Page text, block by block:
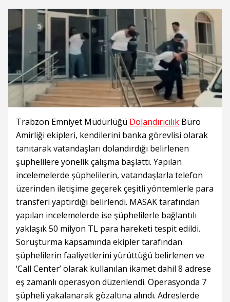
Trabzon Emniyet Müdürlüğü Dolandırıcılık Büro
Amirliği ekipleri, kendilerini banka görevlisi olarak
tanıtarak vatandaşları dolandırdığı belirlenen
şüphelilere yönelik çalışma başlattı. Yapılan
incelemelerde şüphelilerin, vatandaşlarla telefon
üzerinden iletişime geçerek çeşitli yöntemlerle para
transferi yaptırdığı belirlendi. MASAK tarafından
yapılan incelemelerde ise şüphelilerle bağlantılı
yaklaşık 50 milyon TL para hareketi tespit edildi.
Soruşturma kapsamında ekipler tarafından
şüphelilerin faaliyetlerini yürüttüğü belirlenen ve
‘Call Center’ olarak kullanılan ikamet dahil 8 adrese
eş zamanlı operasyon düzenlendi. Operasyonda 7
şüpheli yakalanarak gözaltına alındı. Adreslerde